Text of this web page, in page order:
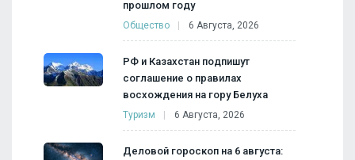
прошлом году
Общество 6 Августа, 2026
РФ и Казахстан подпишут
соглашение о правилах
восхождения на гору Белуха
Туризм 6 Августа, 2026
Деловой гороскоп на 6 августа: